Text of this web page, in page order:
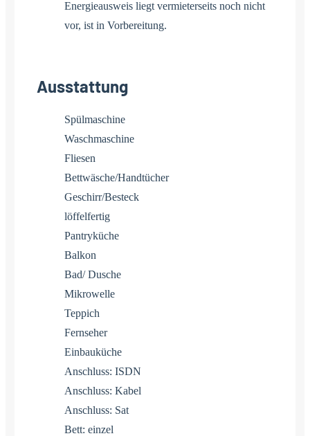
Energieausweis liegt vermieterseits noch nicht
vor, ist in Vorbereitung.
Ausstattung
Spülmaschine
Waschmaschine
Fliesen
Bettwäsche/Handtücher
Geschirr/Besteck
löffelfertig
Pantryküche
Balkon
Bad/ Dusche
Mikrowelle
Teppich
Fernseher
Einbauküche
Anschluss: ISDN
Anschluss: Kabel
Anschluss: Sat
Bett: einzel